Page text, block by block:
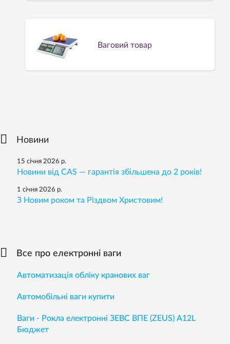
Ваговий товар
Новини
15 січня 2026 р.
Новини від CAS — гарантія збільшена до 2 років!
1 січня 2026 р.
З Новим роком та Різдвом Христовим!
Все про електронні ваги
Автоматизація обліку кранових ваг
Автомобільні ваги купити
Ваги - Рокла електронні ЗЕВС ВПЕ (ZEUS) A12L
Бюджет